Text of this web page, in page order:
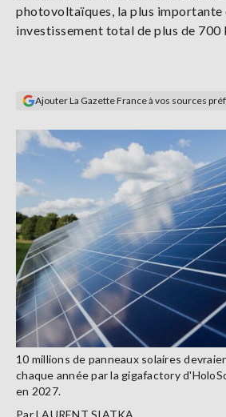
S'abonner
photovoltaïques, la plus importante
investissement total de plus de 700
Ajouter La Gazette France à vos sources
10 millions de panneaux solaires
chaque année par la gigafactory
en 2027.